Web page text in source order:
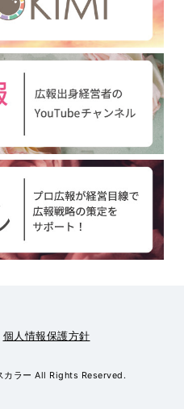
個人情報保護方針
ラー All Rights Reserved.